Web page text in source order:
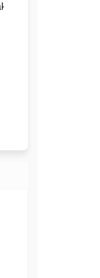
dítěte: 70x30